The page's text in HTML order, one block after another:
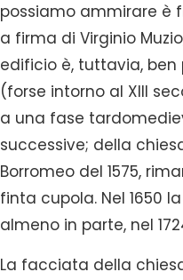
possiamo ammirare è
a firma di Virginio
edificio è, tuttavia,
(forse intorno al XIII
a una fase
successive; della
Borromeo del 1575,
finta cupola. Nel 1650
almeno in parte, nel
La facciata della